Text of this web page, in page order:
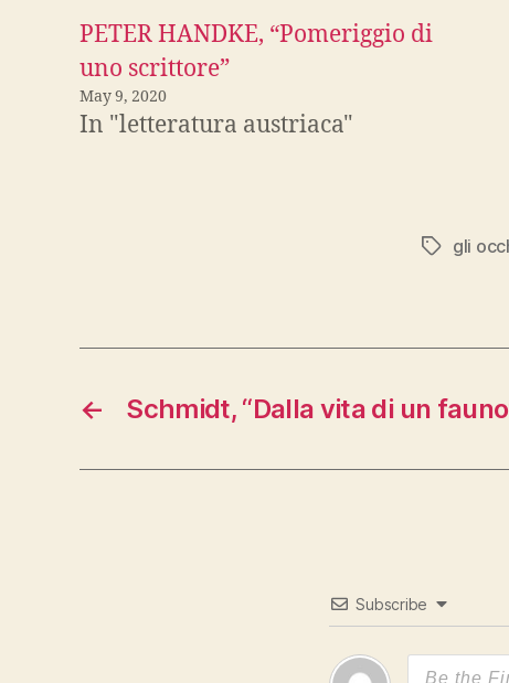
PETER HANDKE, “Pomeriggio di
uno scrittore”
May 9, 2020
In "letteratura austriaca"
Tagsgli
← Schmidt, “Dalla vita di un
Subscribe